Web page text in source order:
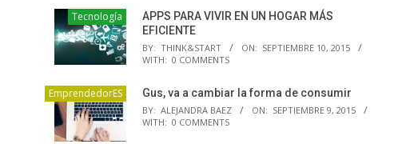
Tecnología
APPS PARA VIVIR EN UN HOGAR MÁS
EFICIENTE
BY: THINK&START ON: SEPTIEMBRE 10, 2015
WITH: 0 COMMENTS
EmprendedorES Gus, va a cambiar la forma de consumir
BY: ALEJANDRA BAEZ ON: SEPTIEMBRE 9, 2015
WITH: 0 COMMENTS